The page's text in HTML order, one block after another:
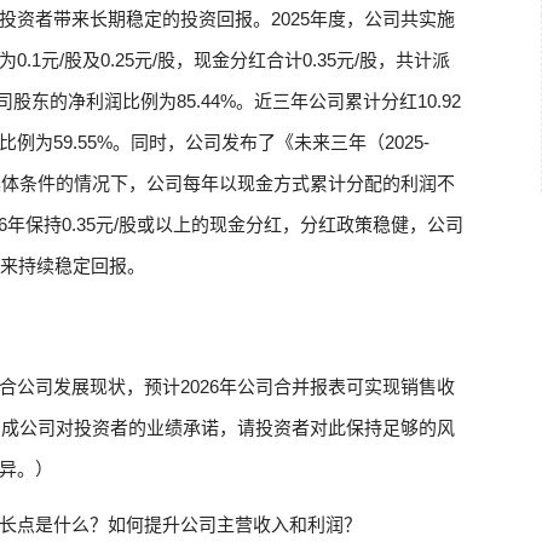
资者带来长期稳定的投资回报。2025年度，公司共实施
0.1元/股及0.25元/股，现金分红合计0.35元/股，共计派
股东的净利润比例为85.44%。近三年公司累计分红10.92
例为59.55%。同时，公司发布了《未来三年（2025-
条件的情况下，公司每年以现金方式累计分配的利润不
保持0.35元/股或以上的现金分红，分红政策稳健，公司
持续稳定回报。
公司发展现状，预计2026年公司合并报表可实现销售收
公司对投资者的业绩承诺，请投资者对此保持足够的风
。）
点是什么？如何提升公司主营收入和利润？